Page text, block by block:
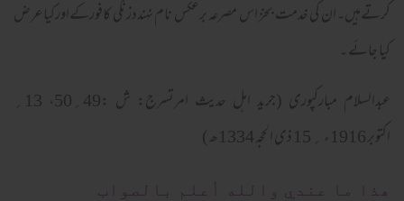
کرتےہیں۔ان کی خدمت بخز اس مصرعہ برعکس نام نہنددزنگی کافورکےاورکیاعرض
کیا جائے ۔
اکتوبر 1916ء ؍ 15 ذی الحجہ 1334ھ )
ھذا ما عندي والله أعلم بالصواب